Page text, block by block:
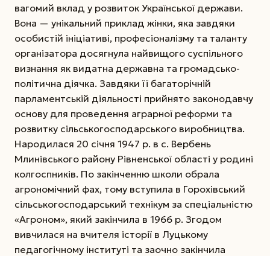
вагомий вклад у розвиток Української держави.
Вона — унікальний приклад жінки, яка завдяки
особистій ініціативі, професіоналізму та таланту
організатора досягнула найвищого суспільного
визнання як видатна державна та громадсько-
політична діячка. Завдяки її багаторічній
парламентській діяльності прийнято законодавчу
основу для проведення аграрної реформи та
розвитку сільськогосподарського виробництва.
Народилася 20 січня 1947 р. в с. Вербень
Млинівського району Рівненської області у родині
колгоспників. По закінченню школи обрала
агрономічний фах, тому вступила в Горохівський
сільськогосподарський технікум за спеціальністю
«Агроном», який закінчила в 1966 р. Згодом
вивчилася на вчителя історії в Луцькому
педагогічному інституті та заочно закінчила